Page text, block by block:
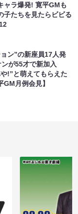
ャラ爆発! 寛平GMも
子たちを見たらビビる
ン”の新座員17人発
が55才で新加入
や!”と萌えてもらえた
GM月例会見】